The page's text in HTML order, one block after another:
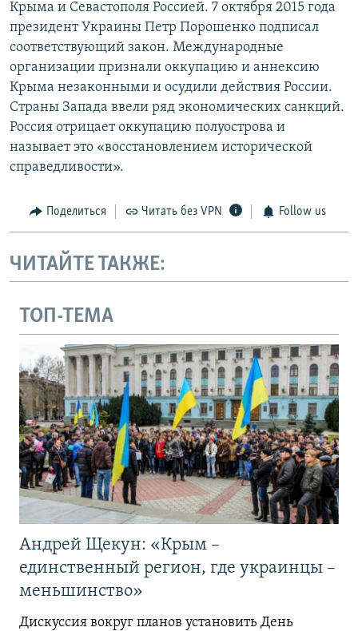
Крыма и Севастополя Россией. 7 октября 2015 года
президент Украины Петр Порошенко подписал
соответствующий закон. Международные
организации признали оккупацию и аннексию
Крыма незаконными и осудили действия России.
Страны Запада ввели ряд экономических санкций.
Россия отрицает оккупацию полуострова и
называет это «восстановлением исторической
справедливости».
Поделиться Читать без VPN Follow us
ЧИТАЙТЕ ТАКЖЕ:
ТОП-ТЕМА
Андрей Щекун: «Крым –
единственный регион, где украинцы –
меньшинство»
Дискуссия вокруг планов установить День